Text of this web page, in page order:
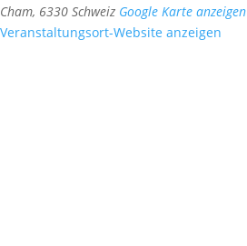
Cham, 6330 Schweiz Google Karte anzeigen
Veranstaltungsort-Website anzeigen